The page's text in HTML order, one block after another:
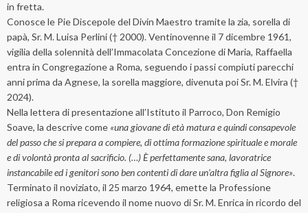
in fretta.
Conosce le Pie Discepole del Divin Maestro tramite la zia, sorella di
papà, Sr. M. Luisa Perlini († 2000). Ventinovenne il 7 dicembre 1961,
vigilia della solennità dell’Immacolata Concezione di Maria, Raffaella
entra in Congregazione a Roma, seguendo i passi compiuti parecchi
anni prima da Agnese, la sorella maggiore, divenuta poi Sr. M. Elvira (†
2024).
Nella lettera di presentazione all’Istituto il Parroco, Don Remigio
Soave, la descrive come «una giovane di età matura e quindi consapevole
del passo che si prepara a compiere, di ottima formazione spirituale e morale
e di volontà pronta al sacrificio. (…) È perfettamente sana, lavoratrice
instancabile ed i genitori sono ben contenti di dare un’altra figlia al Signore».
Terminato il noviziato, il 25 marzo 1964, emette la Professione
religiosa a Roma ricevendo il nome nuovo di Sr. M. Enrica in ricordo del